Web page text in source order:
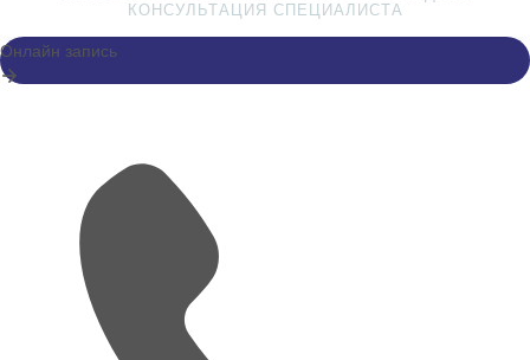
КОНСУЛЬТАЦИЯ СПЕЦИАЛИСТА